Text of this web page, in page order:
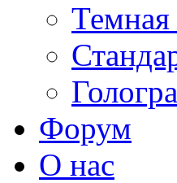
Темная
Форум
О нас